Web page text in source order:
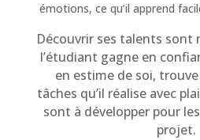
émotions, ce qu’il apprend
Découvrir ses talents sont
l’étudiant gagne en
en estime de soi,
tâches qu’il réalise avec
sont à développer pour
projet.